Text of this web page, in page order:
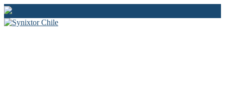
Ir
al
contenido